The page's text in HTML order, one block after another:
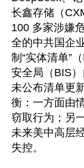
长鑫存储（
100 多家涉嫌
全的中共国企
制“实体清单”
安全局（BIS）
未公布清单更
衡：一方面由
窃取行为；另
未来美中高层
失控。